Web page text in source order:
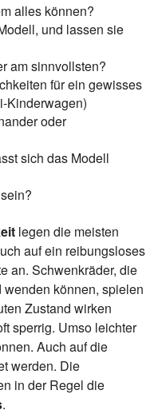
alles können?
und lassen sie
am sinnvollsten?
für ein gewisses
Kinderwagen)
oder
sich das Modell
legen die meisten
auf ein reibungsloses
an. Schwenkräder, die
können, spielen
Zustand wirken
sperrig. Umso leichter
Auch auf die
werden. Die
in der Regel die
.